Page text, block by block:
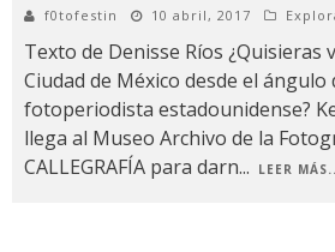
f0tofestin 10 abril, 2017
Texto de Denisse Ríos ¿Quisieras
Ciudad de México desde el ángulo
fotoperiodista estadounidense?
llega al Museo Archivo de la
CALLEGRAFÍA para darn... LEER